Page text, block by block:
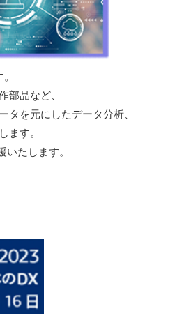
部品など、
を元にしたデータ分析、
ます。
たします。